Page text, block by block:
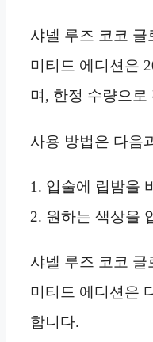
샤넬 루즈 코코 글
미티드 에디션은
며, 한정 수량으로
사용 방법은 다음
1. 입술에 립밤을
2. 원하는 색상을
샤넬 루즈 코코 글
미티드 에디션은
합니다.